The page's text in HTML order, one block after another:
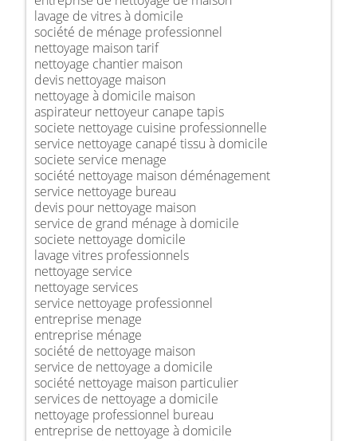
lavage de vitres à domicile
société de ménage professionnel
nettoyage maison tarif
nettoyage chantier maison
devis nettoyage maison
nettoyage à domicile maison
aspirateur nettoyeur canape tapis
societe nettoyage cuisine professionnelle
service nettoyage canapé tissu à domicile
societe service menage
société nettoyage maison déménagement
service nettoyage bureau
devis pour nettoyage maison
service de grand ménage à domicile
societe nettoyage domicile
lavage vitres professionnels
nettoyage service
nettoyage services
service nettoyage professionnel
entreprise menage
entreprise ménage
société de nettoyage maison
service de nettoyage a domicile
société nettoyage maison particulier
services de nettoyage a domicile
nettoyage professionnel bureau
entreprise de nettoyage à domicile